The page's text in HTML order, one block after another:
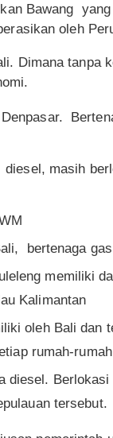
Bawang
oleh
Dimana tanpa
masih
bertenaga
memiliki
Kalimantan
oleh Bali
rumah-
diesel.
tersebut.